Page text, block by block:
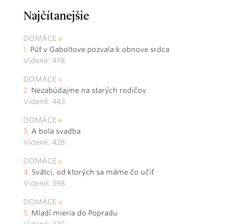
Najčítanejšie
DOMÁCE
Púť v Gaboltove pozvala k obnove srdca
Videné: 478
DOMÁCE
Nezabúdajme na starých rodičov
Videné: 443
DOMÁCE
A bola svadba
Videné: 428
DOMÁCE
Svätci, od ktorých sa máme čo učiť
Videné: 398
DOMÁCE
Mladí mieria do Popradu